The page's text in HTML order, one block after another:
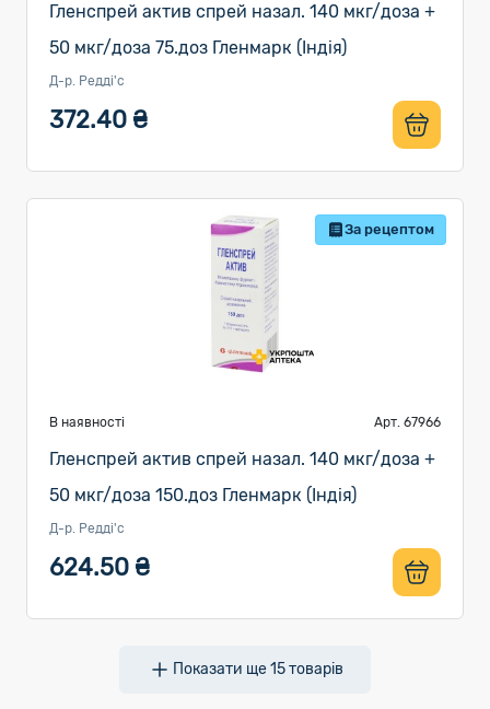
Гленспрей актив спрей назал. 140 мкг/доза +
50 мкг/доза 75.доз Гленмарк (Індія)
Д-р. Редді'с
372.40 ₴
За рецептом
В наявності Арт. 67966
Гленспрей актив спрей назал. 140 мкг/доза +
50 мкг/доза 150.доз Гленмарк (Індія)
Д-р. Редді'с
624.50 ₴
Показати ще15товарів